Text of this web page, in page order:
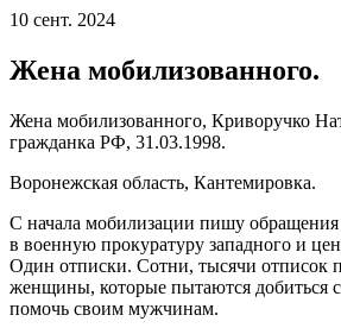
10 сент. 2024
Жена мобилизованного.
Жена мобилизованного, Криворучко
гражданка РФ, 31.03.1998.
Воронежская область, Кантемировка.
С начала мобилизации пишу
в военную прокуратуру западного и
Один отписки. Сотни, тысячи отписок
женщины, которые пытаются добиться
помочь своим мужчинам.